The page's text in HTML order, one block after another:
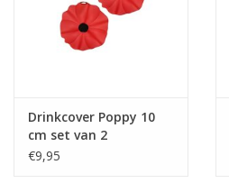
Drinkcover Poppy 10
cm set van 2
€9,95